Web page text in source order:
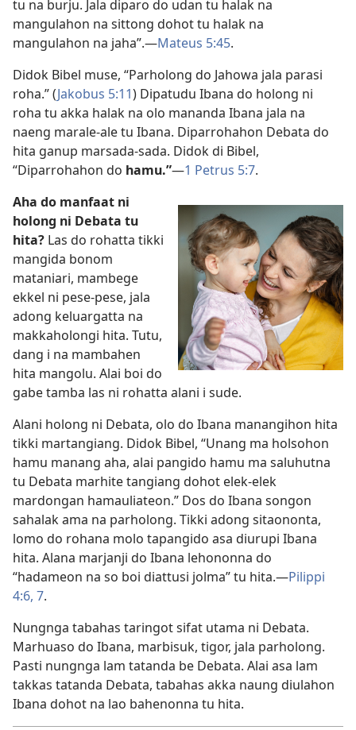
tu na burju. Jala diparo do udan tu halak na
mangulahon na sittong dohot tu halak na
mangulahon na jaha”.—Mateus 5:45.
Didok Bibel muse, “Parholong do Jahowa jala parasi
roha.” (Jakobus 5:11) Dipatudu Ibana do holong ni
roha tu akka halak na olo mananda Ibana jala na
naeng marale-ale tu Ibana. Diparrohahon Debata do
hita ganup marsada-sada. Didok di Bibel,
“Diparrohahon do hamu.”—1 Petrus 5:7.
Aha do manfaat ni
holong ni Debata tu
hita? Las do rohatta tikki
mangida bonom
mataniari, mambege
ekkel ni pese-pese, jala
adong keluargatta na
makkaholongi hita. Tutu,
dang i na mambahen
hita mangolu. Alai boi do
gabe tamba las ni rohatta alani i sude.
Alani holong ni Debata, olo do Ibana manangihon hita
tikki martangiang. Didok Bibel, “Unang ma holsohon
hamu manang aha, alai pangido hamu ma saluhutna
tu Debata marhite tangiang dohot elek-elek
mardongan hamauliateon.” Dos do Ibana songon
sahalak ama na parholong. Tikki adong sitaononta,
lomo do rohana molo tapangido asa diurupi Ibana
hita. Alana marjanji do Ibana lehononna do
“hadameon na so boi diattusi jolma” tu hita.—Pilippi
4:6, 7.
Nungnga tabahas taringot sifat utama ni Debata.
Marhuaso do Ibana, marbisuk, tigor, jala parholong.
Pasti nungnga lam tatanda be Debata. Alai asa lam
takkas tatanda Debata, tabahas akka naung diulahon
Ibana dohot na lao bahenonna tu hita.